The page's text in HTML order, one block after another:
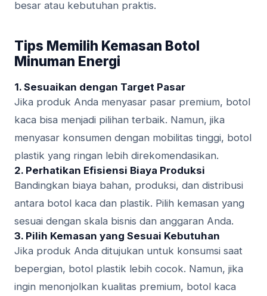
besar atau kebutuhan praktis.
Tips Memilih Kemasan Botol
Minuman Energi
1. Sesuaikan dengan Target Pasar
Jika produk Anda menyasar pasar premium, botol
kaca bisa menjadi pilihan terbaik. Namun, jika
menyasar konsumen dengan mobilitas tinggi, botol
plastik yang ringan lebih direkomendasikan.
2. Perhatikan Efisiensi Biaya Produksi
Bandingkan biaya bahan, produksi, dan distribusi
antara botol kaca dan plastik. Pilih kemasan yang
sesuai dengan skala bisnis dan anggaran Anda.
3. Pilih Kemasan yang Sesuai Kebutuhan
Jika produk Anda ditujukan untuk konsumsi saat
bepergian, botol plastik lebih cocok. Namun, jika
ingin menonjolkan kualitas premium, botol kaca